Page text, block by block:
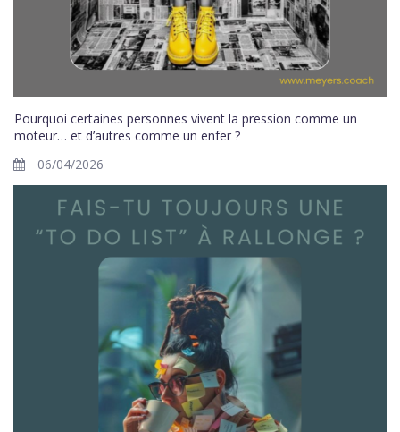
Pourquoi certaines personnes vivent la pression comme un
moteur… et d’autres comme un enfer ?
06/04/2026